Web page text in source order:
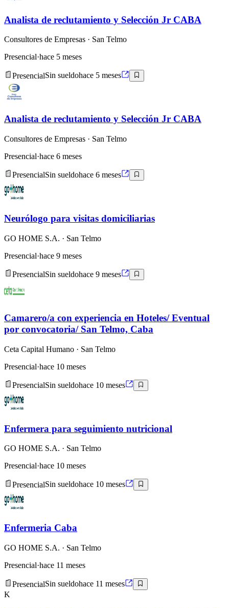
Analista de reclutamiento y Selección Jr CABA
Consultores de Empresas · San Telmo
Presencial·hace 5 meses
PresencialSin sueldohace 5 meses
Analista de reclutamiento y Selección Jr CABA
Consultores de Empresas · San Telmo
Presencial·hace 6 meses
PresencialSin sueldohace 6 meses
Neurólogo para visitas domiciliarias
GO HOME S.A. · San Telmo
Presencial·hace 9 meses
PresencialSin sueldohace 9 meses
Camarero/a con experiencia en Hoteles/ Eventual
por convocatoria/ San Telmo, Caba
Ceta Capital Humano · San Telmo
Presencial·hace 10 meses
PresencialSin sueldohace 10 meses
Enfermera para seguimiento nutricional
GO HOME S.A. · San Telmo
Presencial·hace 10 meses
PresencialSin sueldohace 10 meses
Enfermeria Caba
GO HOME S.A. · San Telmo
Presencial·hace 11 meses
PresencialSin sueldohace 11 meses
K